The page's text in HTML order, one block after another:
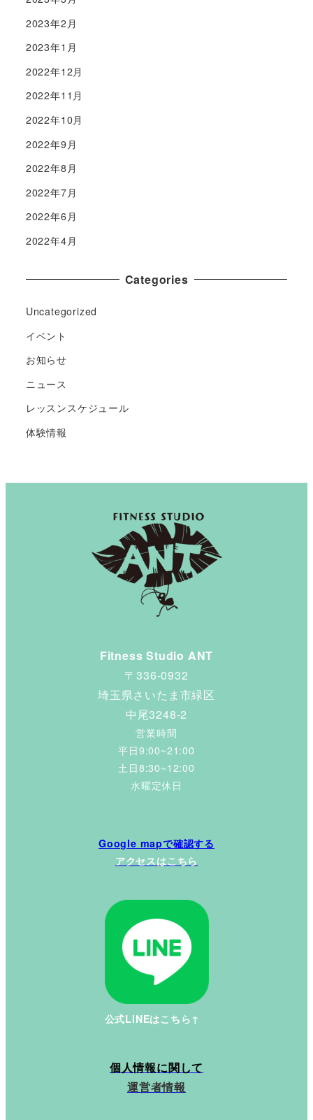
2023年2月
2023年1月
2022年12月
2022年11月
2022年10月
2022年9月
2022年8月
2022年7月
2022年6月
2022年4月
Categories
Uncategorized
イベント
お知らせ
ニュース
レッスンスケジュール
体験情報
Fitness Studio ANT
〒336-0932
埼玉県さいたま市緑区
中尾3248-2
営業時間
平日9:00~21:00
土日8:30~12:00
水曜定休日
Google mapで確認する
アクセスはこちら
公式LINEはこちら↑
個人情報に関して
運営者情報